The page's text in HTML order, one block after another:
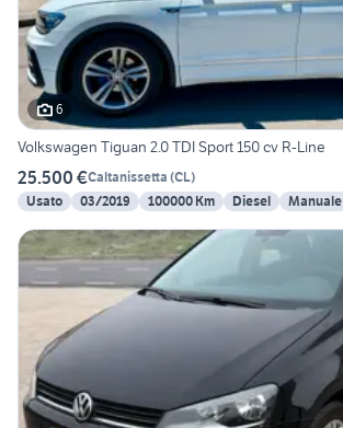
6
Volkswagen Tiguan 2.0 TDI Sport 150 cv R-Line
25.500 €Caltanissetta (CL)
Usato
03/2019 100000 Km Diesel Manuale